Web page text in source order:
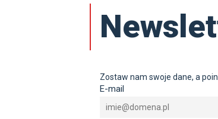
Zostaw nam swoje dane, a
E-mail